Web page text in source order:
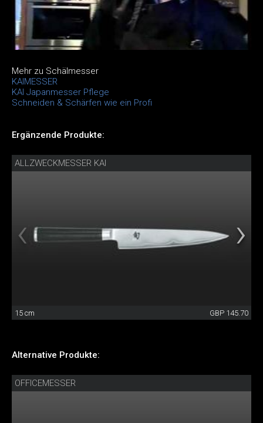
Mehr zu Schälmesser
KAIMESSER
KAI Japanmesser Pflege
Schneiden & Schärfen wie ein Profi
Ergänzende Produkte:
ALLZWECKMESSER KAI
15 cm GBP 145.70
Alternative Produkte:
OFFICEMESSER